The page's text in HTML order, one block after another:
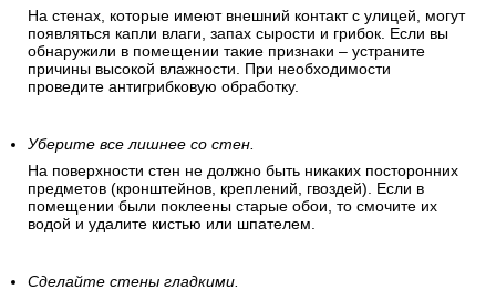
На стенах, которые имеют внешний контакт с улицей, могут
появляться капли влаги, запах сырости и грибок. Если вы
обнаружили в помещении такие признаки – устраните
причины высокой влажности. При необходимости
проведите антигрибковую обработку.
Уберите все лишнее со стен.
На поверхности стен не должно быть никаких посторонних
предметов (кронштейнов, креплений, гвоздей). Если в
помещении были поклеены старые обои, то смочите их
водой и удалите кистью или шпателем.
Сделайте стены гладкими.